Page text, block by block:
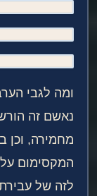
ומה לגבי
נאשם זה
מחמירה, וכן
המקסימום
לזה של